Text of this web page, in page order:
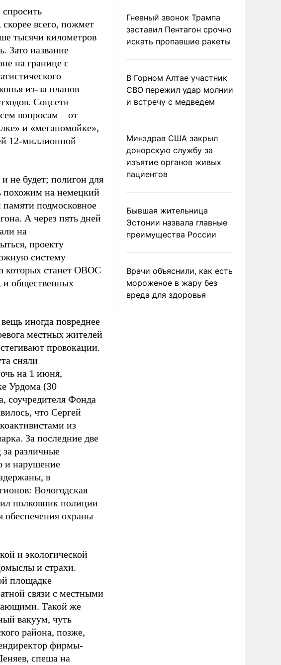
скорее всего, пожмет
тысячи километров
Зато название
на границе с
из-за планов
Соцсети
вопросам – от
и «мегапомойке»,
12-миллионной
не будет; полигон для
похожим на немецкий
памяти подмосковное
А через пять дней
на
проекту
систему
которых станет ОВОС
и общественных
иногда повреднее
местных жителей
провокации.
сняли
на 1 июня,
Урдома (30
соучредителя Фонда
что Сергей
из
За последние две
различные
и нарушение
в
Вологодская
полковник полиции
охраны
и экологической
и страхи.
площадке
связи с местными
Такой же
вакуум, чуть
района, позже,
фирмы-
спеша на
Гневный звонок Трампа
заставил Пентагон срочно
искать пропавшие ракеты
В Горном Алтае участник
СВО пережил удар молнии
и встречу с медведем
Минздрав США закрыл
донорскую службу за
изъятие органов живых
пациентов
Бывшая жительница
Эстонии назвала главные
преимущества России
Врачи объяснили, как есть
мороженое в жару без
вреда для здоровья